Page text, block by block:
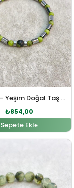
Hematit – Yeşim Doğal Taş Bileklik
₺854,00
Sepete Ekle
Orijinal fiyat:Şu andaki